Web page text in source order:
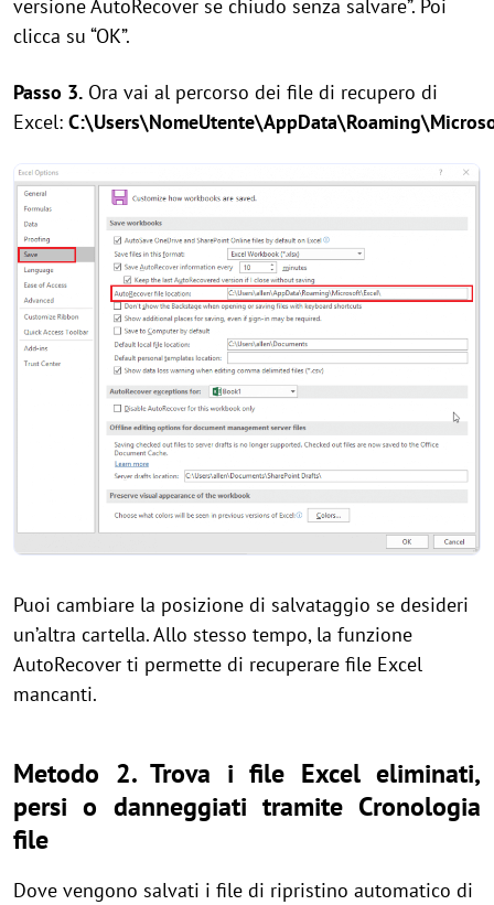
versione AutoRecover se chiudo senza salvare”. Poi
clicca su “OK”.
Passo 3. Ora vai al percorso dei file di recupero di
Excel:
Puoi cambiare la posizione di salvataggio se desideri
un’altra cartella. Allo stesso tempo, la funzione
AutoRecover ti permette di recuperare file Excel
mancanti.
Metodo 2. Trova i file Excel eliminati,
persi o danneggiati tramite Cronologia
file
Dove vengono salvati i file di ripristino automatico di